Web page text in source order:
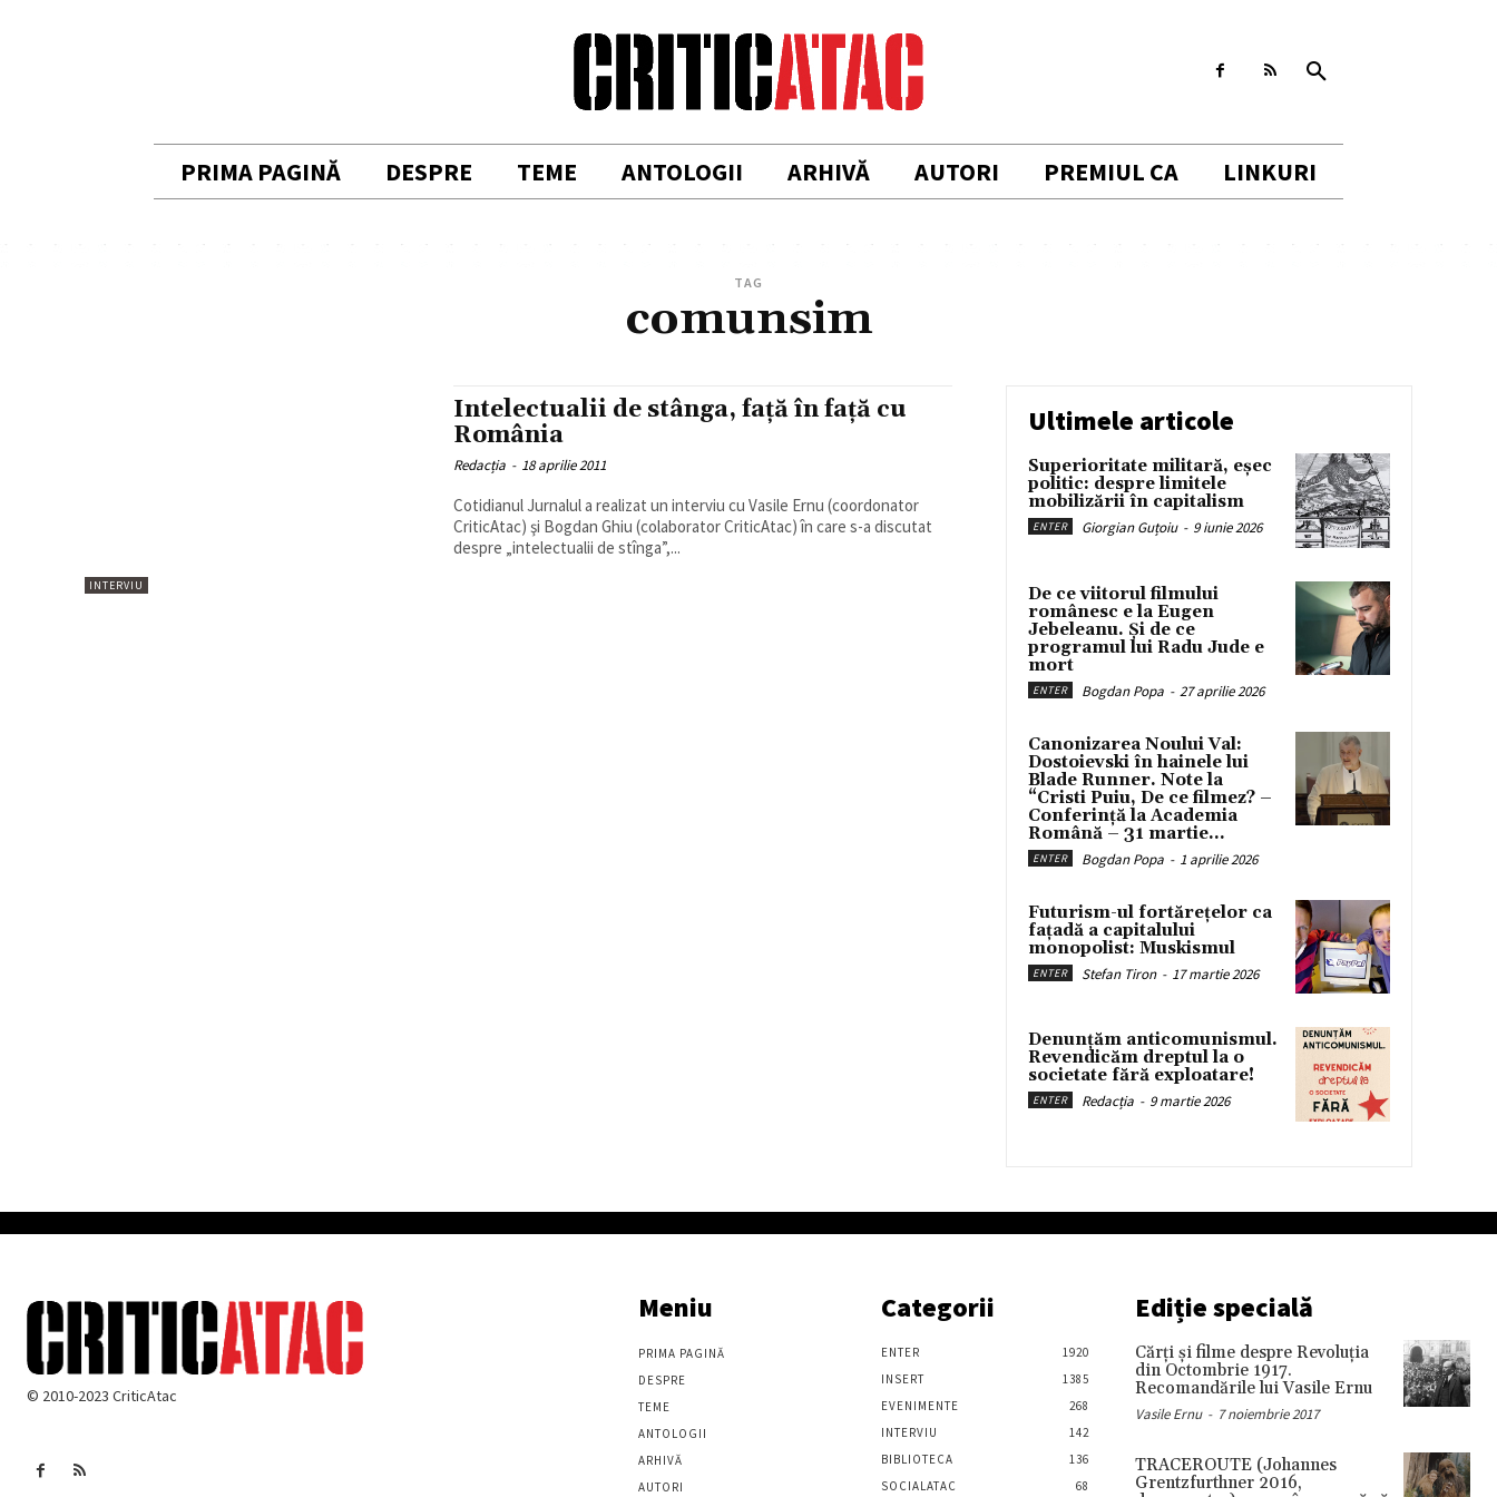
PRIMA PAGINĂ DESPRE TEME ANTOLOGII ARHIVĂ AUTORI PREMIUL CA LINKURI
TAG
comunsim
INTERVIU
Intelectualii de stânga, față în față cu
România
Redacția - 18 aprilie 2011
Cotidianul Jurnalul a realizat un interviu cu Vasile Ernu (coordonator
CriticAtac) şi Bogdan Ghiu (colaborator CriticAtac) în care s-a discutat
despre „intelectualii de stînga”,...
Ultimele articole
Superioritate militară, eșec
politic: despre limitele
mobilizării în capitalism
ENTER Giorgian Guțoiu - 9 iunie 2026
De ce viitorul filmului
românesc e la Eugen
Jebeleanu. Și de ce
programul lui Radu Jude e
mort
ENTER Bogdan Popa - 27 aprilie 2026
Canonizarea Noului Val:
Dostoievski în hainele lui
Blade Runner. Note la
“Cristi Puiu, De ce filmez? –
Conferință la Academia
Română – 31 martie...
ENTER Bogdan Popa - 1 aprilie 2026
Futurism-ul fortărețelor ca
fațadă a capitalului
monopolist: Muskismul
ENTER Stefan Tiron - 17 martie 2026
Denunțăm anticomunismul.
Revendicăm dreptul la o
societate fără exploatare!
ENTER Redacția - 9 martie 2026
© 2010-2023 CriticAtac
Meniu
PRIMA PAGINĂ
DESPRE
TEME
ANTOLOGII
ARHIVĂ
AUTORI
Categorii
ENTER
1920
INSERT
1385
EVENIMENTE
268
INTERVIU
142
BIBLIOTECA
136
SOCIALATAC
68
Ediție specială
Cărţi şi filme despre Revoluţia
din Octombrie 1917.
Recomandările lui Vasile Ernu
Vasile Ernu - 7 noiembrie 2017
TRACEROUTE (Johannes
Grentzfurthner 2016,